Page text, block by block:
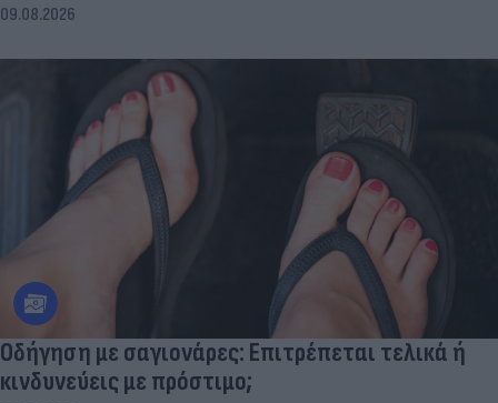
09.08.2026
Οδήγηση με σαγιονάρες: Επιτρέπεται τελικά ή
κινδυνεύεις με πρόστιμο;